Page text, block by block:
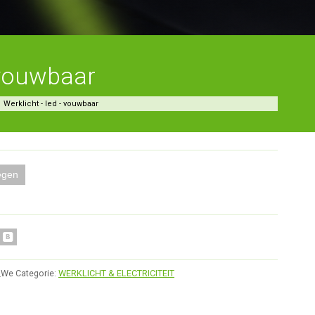
Werklicht - led - vouwbaar
Categorie: WERKLICHT & ELECTRICITEIT